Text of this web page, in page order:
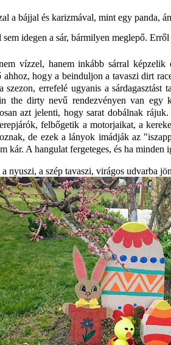
a bájjal és karizmával, mint egy panda,
sem idegen a sár, bármilyen meglepő.
vízzel, hanem inkább sárral
hogy a beinduljon a tavaszi dirt
szezon, errefelé ugyanis a
the dirty nevű rendezvényen van egy
azt jelenti, hogy sarat dobálnak
felbőgetik a motorjaikat, a
de ezek a lányok imádják az
kár. A hangulat fergeteges, és ha minden
nyuszi, a szép tavaszi, virágos udvarba